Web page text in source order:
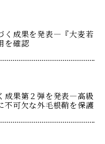
く成果を発表―『大麦若
を確認
成果第２弾を発表―高級
不可欠な外毛根鞘を保護